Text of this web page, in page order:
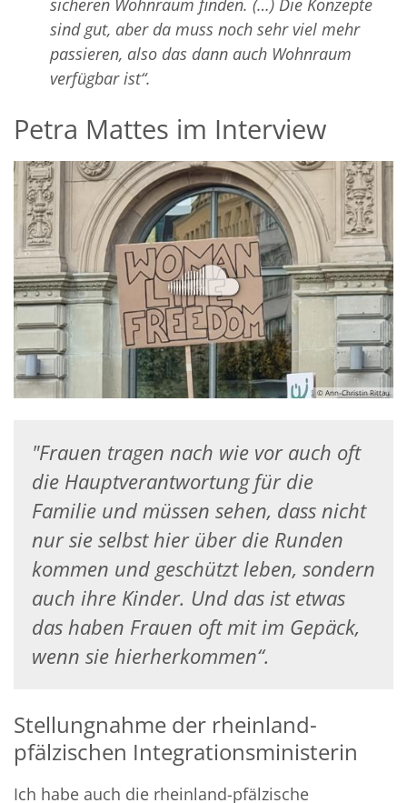
sicheren Wohnraum finden. (…) Die Konzepte
sind gut, aber da muss noch sehr viel mehr
passieren, also das dann auch Wohnraum
verfügbar ist“.
Petra Mattes im Interview
© Ann-Christin Rittau
"Frauen tragen nach wie vor auch oft
die Hauptverantwortung für die
Familie und müssen sehen, dass nicht
nur sie selbst hier über die Runden
kommen und geschützt leben, sondern
auch ihre Kinder. Und das ist etwas
das haben Frauen oft mit im Gepäck,
wenn sie hierherkommen“.
Stellungnahme der rheinland-
pfälzischen Integrationsministerin
Ich habe auch die rheinland-pfälzische